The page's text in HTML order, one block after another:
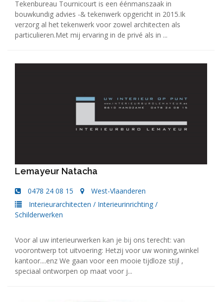
Tekenbureau Tournicourt is een éénmanszaak in
bouwkundig advies -& tekenwerk opgericht in 2015.Ik
verzorg al het tekenwerk voor zowel architecten als
particulieren.Met mij ervaring in de privé als in ...
Lemayeur Natacha
0478 24 08 15
West-Vlaanderen
Interieurarchitecten / Interieurinrichting /
Schilderwerken
Voor al uw interieurwerken kan je bij ons terecht: van
voorontwerp tot uitvoering: Hetzij voor uw woning,winkel
kantoor....enz We gaan voor een mooie tijdloze stijl ,
speciaal ontworpen op maat voor j...